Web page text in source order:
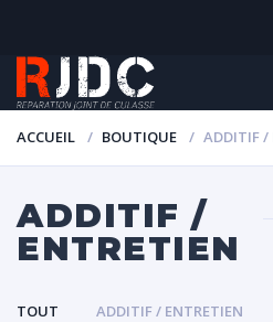
ACCUEIL BOUTIQUE ADDITIF /
ADDITIF /
ENTRETIEN
TOUT
ADDITIF / ENTRETIEN